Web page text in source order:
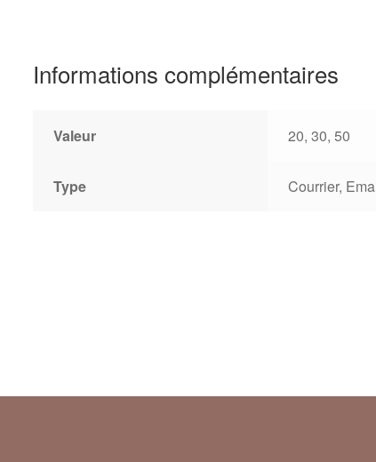
Informations complémentaires
Valeur 20, 30, 50
Type Courrier,